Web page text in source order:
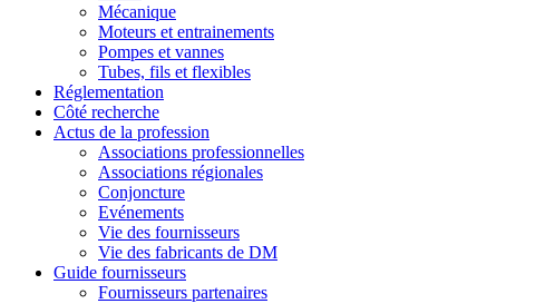
Mécanique
Moteurs et entrainements
Pompes et vannes
Tubes, fils et flexibles
Réglementation
Côté recherche
Actus de la profession
Associations professionnelles
Associations régionales
Conjoncture
Evénements
Vie des fournisseurs
Vie des fabricants de DM
Guide fournisseurs
Fournisseurs partenaires